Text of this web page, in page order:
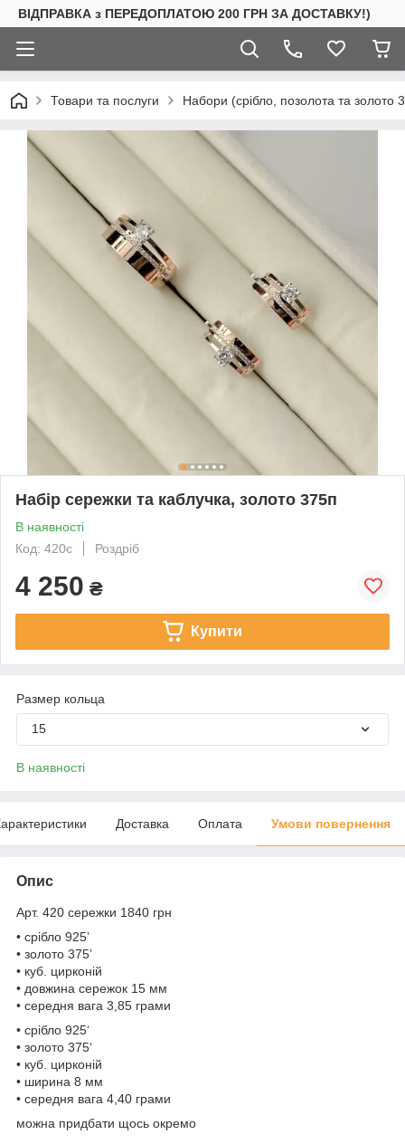
ВІДПРАВКА з ПЕРЕДОПЛАТОЮ 200 ГРН ЗА ДОСТАВКУ!)
Товари та послуги Набори (срібло, позолота та золото
Набір сережки та каблучка, золото 375п
В наявності
Код: 420с
Роздріб
4 250 ₴
Купити
Размер кольца
15
В наявності
Доставка Оплата Умови повернення
Опис
Арт. 420 сережки 1840 грн
• срібло 925ʼ
• золото 375ʼ
• куб. цирконій
• довжина сережок 15 мм
• середня вага 3,85 грами
• срібло 925‘
• золото 375‘
• куб. цирконій
• ширина 8 мм
• середня вага 4,40 грами
можна придбати щось окремо